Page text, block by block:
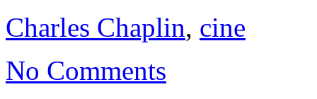
Charles Chaplin, cine
No Comments